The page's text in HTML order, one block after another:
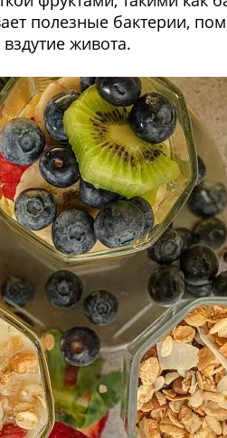
полезные бактерии,
живота.